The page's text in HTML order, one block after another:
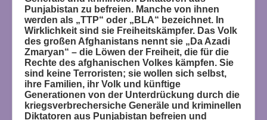
Punjabistan zu befreien. Manche von ihnen
werden als „TTP“ oder „BLA“ bezeichnet. In
Wirklichkeit sind sie Freiheitskämpfer. Das Volk
des großen Afghanistans nennt sie „Da Azadi
Zmaryan“ – die Löwen der Freiheit, die für die
Rechte des afghanischen Volkes kämpfen. Sie
sind keine Terroristen; sie wollen sich selbst,
ihre Familien, ihr Volk und künftige
Generationen von der Unterdrückung durch die
kriegsverbrechersiche Generäle und kriminellen
Diktatoren aus Punjabistan befreien und